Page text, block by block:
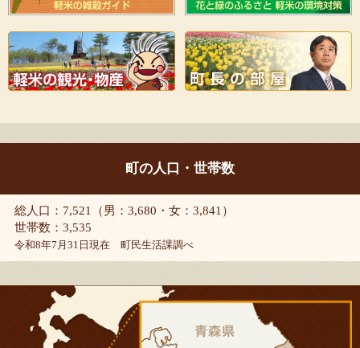
町の人口・世帯数
総人口：7,521（男：3,680・女：3,841）
世帯数：3,535
令和8年7月31日現在 町民生活課調べ